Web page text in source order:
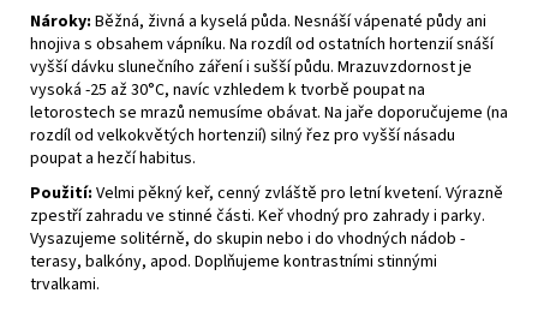
Nároky: Běžná, živná a kyselá půda. Nesnáší vápenaté půdy ani
hnojiva s obsahem vápníku. Na rozdíl od ostatních hortenzií snáší
vyšší dávku slunečního záření i sušší půdu. Mrazuvzdornost je
vysoká -25 až 30°C, navíc vzhledem k tvorbě poupat na
letorostech se mrazů nemusíme obávat. Na jaře doporučujeme (na
rozdíl od velkokvětých hortenzií) silný řez pro vyšší násadu
poupat a hezčí habitus.
Použití: Velmi pěkný keř, cenný zvláště pro letní kvetení. Výrazně
zpestří zahradu ve stinné části. Keř vhodný pro zahrady i parky.
Vysazujeme solitérně, do skupin nebo i do vhodných nádob -
terasy, balkóny, apod. Doplňujeme kontrastními stinnými
trvalkami.